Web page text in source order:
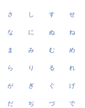
さ し す せ
な に ぬ ね
ま み む め
ら り る れ
が ぎ ぐ げ
だ ぢ づ で